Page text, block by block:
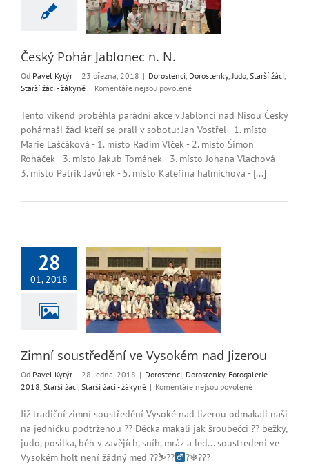
Judo
Starší žáci - žákyně
Český Pohár Jablonec n. N.
Od Pavel Kytýr | 23 března, 2018 | Dorostenci Dorostenky, Judo Starší žáci
Starší žáci - žákyně | Komentáře nejsou povolenéu
s
názvem
Pohár
Jablonec
n.
Tento víkend proběhla parádní akce v Jablonci nad Nisou Český
pohárnaši žáci kteří se prali v sobotu: Jan Vostřel - 1. místo
Marie Laščáková - 1. místo Radim Vlček - 2. místo Šimon
Roháček - 3. místo Jakub Tománek - 3. místo Johana Vlachová -
3. místo Patrik Javůrek - 5. místo Kateřina halmichová - [...]
28
01, 2018
ve
nad Jizerou
Dorostenky
Starší žáci
Zimní soustředění ve Vysokém nad Jizerou
Od Pavel Kytýr | 28 ledna, 2018 | Dorostenci, Dorostenky, Fotogalerie
2018, Starší žáci, Starší žáci - žákyně | Komentáře nejsou povolenéu
s
názvem
soustředění
Již tradiční zimní soustředění Vysoké nad Jizerou odmakali naši
na jedničku podtrženou ?? Děcka makali jak šroubečci ?? bežky,
judo, posilka, běh v zavějích, sníh, mráz a led... soustredeni ve
Vysokém holt není žádný med ??⛷??‍
?❄???